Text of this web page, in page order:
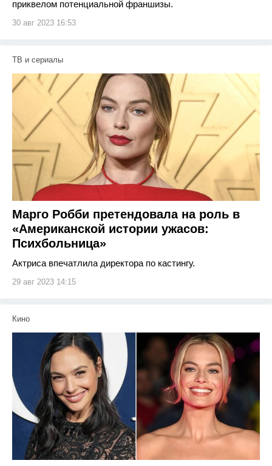
приквелом потенциальной франшизы.
30 авг 2023 16:53
ТВ и сериалы
Марго Робби претендовала на роль в
«Американской истории ужасов:
Психбольница»
Актриса впечатлила директора по кастингу.
29 авг 2023 14:15
Кино